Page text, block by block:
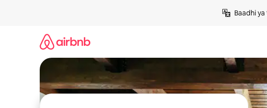
Baadhi